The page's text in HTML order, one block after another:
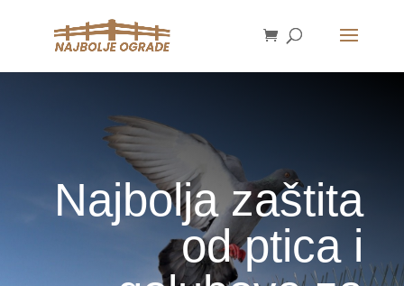
Najbolja zaštita
od ptica i